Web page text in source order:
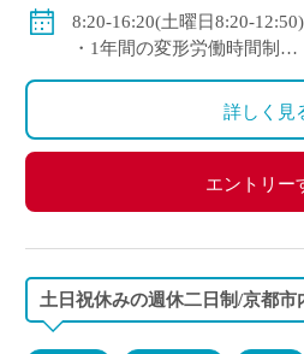
◇手当：各種有(例：担任手
◇保険：私学共済、雇用保
8:20-16:20(土曜日8:20-12:50)
・1年間の変形労働時間制
詳しく見
エントリー
土日祝休みの週休二日制/京都市